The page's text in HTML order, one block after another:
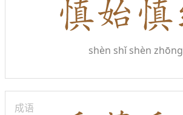
shèn shǐ shèn zhōng
成语